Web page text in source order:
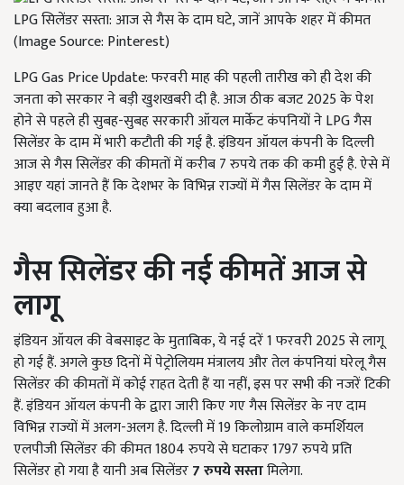
LPG सिलेंडर सस्ता: आज से गैस के दाम घटे, जानें आपके शहर में कीमत
(Image Source: Pinterest)
LPG Gas Price Update: फरवरी माह की पहली तारीख को ही देश की
जनता को सरकार ने बड़ी खुशखबरी दी है. आज ठीक बजट 2025 के पेश
होने से पहले ही सुबह-सुबह सरकारी ऑयल मार्केट कंपनियों ने LPG गैस
सिलेंडर के दाम में भारी कटौती की गई है. इंडियन ऑयल कंपनी के दिल्ली
आज से गैस सिलेंडर की कीमतों में करीब 7 रुपये तक की कमी हुई है. ऐसे में
आइए यहां जानते हैं कि देशभर के विभिन्न राज्यों में गैस सिलेंडर के दाम में
क्या बदलाव हुआ है.
गैस सिलेंडर की नई कीमतें आज से
लागू
इंडियन ऑयल की वेबसाइट के मुताबिक, ये नई दरें 1 फरवरी 2025 से लागू
हो गई हैं. अगले कुछ दिनों में पेट्रोलियम मंत्रालय और तेल कंपनियां घरेलू गैस
सिलेंडर की कीमतों में कोई राहत देती हैं या नहीं, इस पर सभी की नजरें टिकी
हैं. इंडियन ऑयल कंपनी के द्वारा जारी किए गए गैस सिलेंडर के नए दाम
विभिन्न राज्यों में अलग-अलग है. दिल्ली में 19 किलोग्राम वाले कमर्शियल
एलपीजी सिलेंडर की कीमत 1804 रुपये से घटाकर 1797 रुपये प्रति
सिलेंडर हो गया है यानी अब सिलेंडर7 रुपयेसस्तामिलेगा.